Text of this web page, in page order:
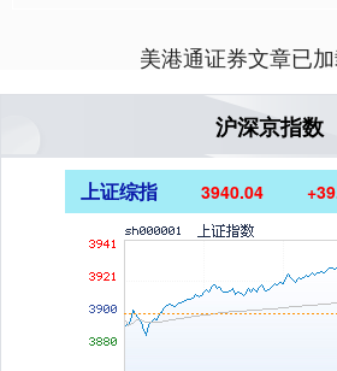
美港通证券文章已
沪深京指数
上证综指 3940.04